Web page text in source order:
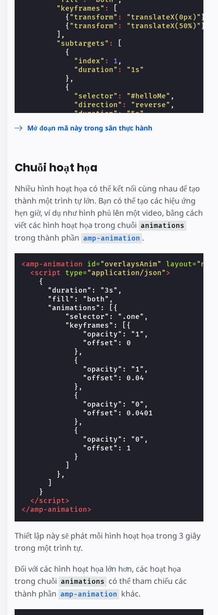
"keyframes" :
{ "transform" : "translateX(0px)" },
{ "transform" : "translateX(50%)" }
],
"subtargets" :
{
"index" : 1 ,
"duration" :
"1s"
},
{
"selector" : "#helloMe" ,
"direction" : "reverse" ,
"duration": "5s"
]
< button on "tap:animateThis.start"
Mở đoạn mã này trong sân thực hành
Chuỗi hoạt họa
Nhiều hình hoạt họa có thể kết nối cùng nhau để tạo
thành một trình tự lớn. Bạn có thể tạo các hiệu ứng
hẹn giờ, ví dụ như hình phủ lên một video, bằng cách
viết các hình hoạt họa trong chuỗi animations
trong thành phần amp-animation .
<amp-animation id="overlaysAnim" layout=
<script
type="application/json">
    {
      "duration": "3s",
      "fill": "both",
      "animations": [{
          "selector": ".one",
          "keyframes": [{
              "opacity": "1",
              "offset": 0
            },
            {
              "opacity": "1",
              "offset": 0.04
            },
            {
              "opacity": "0",
              "offset": 0.0401
            },
            {
              "opacity": "0",
              "offset": 1
            }
        },
    }
</script>
</amp-animation>
Thiết lập này sẽ phát mỗi hình hoạt họa trong 3 giây
trong một trình tự.
Đối với các hình hoạt họa lớn hơn, các hoạt họa
trong chuỗi animations có thể tham chiếu các
thành phần amp-animation khác.